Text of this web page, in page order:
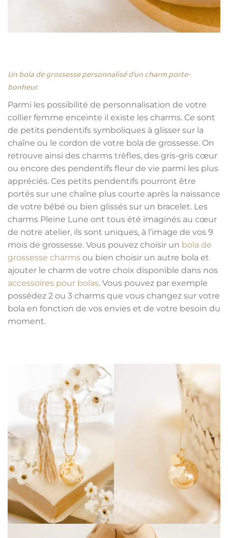
Un bola de grossesse personnalisé d’un charm porte-
bonheur.
Parmi les possibilité de personnalisation de votre
collier femme enceinte il existe les charms. Ce sont
de petits pendentifs symboliques à glisser sur la
chaîne ou le cordon de votre bola de grossesse. On
retrouve ainsi des charms trèfles, des gris-gris cœur
ou encore des pendentifs fleur de vie parmi les plus
appréciés. Ces petits pendentifs pourront être
portés sur une chaîne plus courte après la naissance
de votre bébé ou bien glissés sur un bracelet. Les
charms Pleine Lune ont tous été imaginés au cœur
de notre atelier, ils sont uniques, à l’image de vos 9
mois de grossesse. Vous pouvez choisir un bola de
grossesse charms ou bien choisir un autre bola et
ajouter le charm de votre choix disponible dans nos
accessoires pour bolas. Vous pouvez par exemple
possédez 2 ou 3 charms que vous changez sur votre
bola en fonction de vos envies et de votre besoin du
moment.